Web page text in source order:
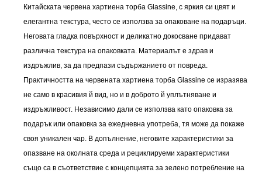
Китайската червена хартиена торба Glassine, с яркия си цвят и
елегантна текстура, често се използва за опаковане на подаръци.
Неговата гладка повърхност и деликатно докосване придават
различна текстура на опаковката. Материалът е здрав и
издръжлив, за да предпази съдържанието от повреда.
Практичността на червената хартиена торба Glassine се изразява
не само в красивия й вид, но и в доброто й уплътняване и
издръжливост. Независимо дали се използва като опаковка за
подарък или опаковка за ежедневна употреба, тя може да покаже
своя уникален чар. В допълнение, неговите характеристики за
опазване на околната среда и рециклируеми характеристики
също са в съответствие с концепцията за зелено потребление на